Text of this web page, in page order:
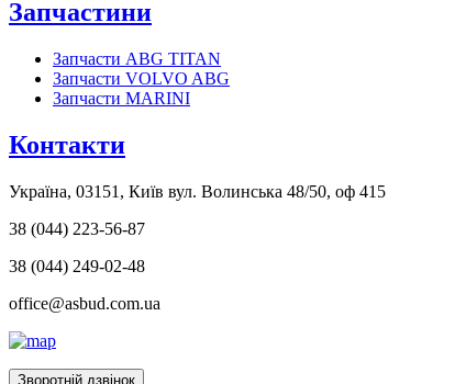
Запчастини
Запчасти ABG TITAN
Запчасти VOLVO ABG
Запчасти MARINI
Контакти
Україна, 03151, Київ вул. Волинська 48/50, оф 415
38 (044) 223-56-87
38 (044) 249-02-48
office@asbud.com.ua
Зворотній дзвінок